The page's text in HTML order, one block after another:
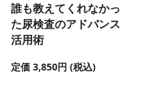
誰も教えてくれなかっ
た尿検査のアドバンス
活用術
定価 3,850円 (税込)